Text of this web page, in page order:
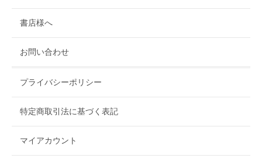
書店様へ
お問い合わせ
プライバシーポリシー
特定商取引法に基づく表記
マイアカウント